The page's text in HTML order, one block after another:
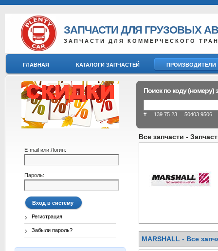
ЗАПЧАСТИ ДЛЯ ГРУЗОВЫХ
ЗАПЧАСТИ ДЛЯ КОММЕРЧЕСКОГО
ГЛАВНАЯ КАТАЛОГИ ЗАПЧАСТЕЙ ПРОИЗВОДИТЕЛИ
Поиск по коду (номеру)
# 139 75 23 50403 9506
Все запчасти -
MARSHALL - Все
E-mail или Логин:
Пароль:
Регистрация
Забыли пароль?